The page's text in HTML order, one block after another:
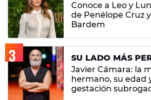
Conoce a Leo y
de Penélope Cruz
Bardem
SU LADO MÁS
Javier Cámara: la
hermano, su edad
gestación